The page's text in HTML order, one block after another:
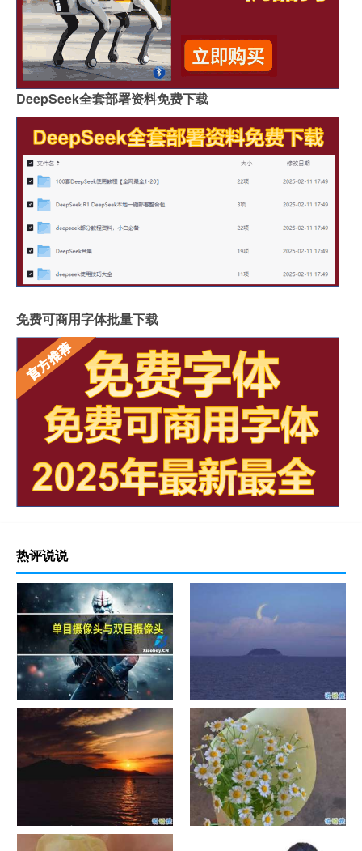
DeepSeek全套部署资料免费下载
免费可商用字体批量下载
热评说说
单目摄像头与双目摄像头
晚安励志语录带图片 晚安心语
励志鸡汤
日出文案温柔句子 看日出的微
晒风景照的唯美说说配图 适合